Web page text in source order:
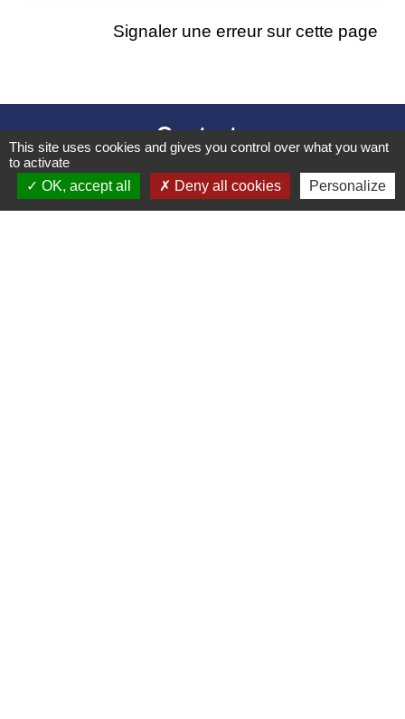
Signaler une erreur sur cette page
Contacts
Mairie d’Izieu
25, rue des Lauzes
This site uses cookies and gives you control over what you want
to activate
OK, accept all
Deny all cookies Personalize